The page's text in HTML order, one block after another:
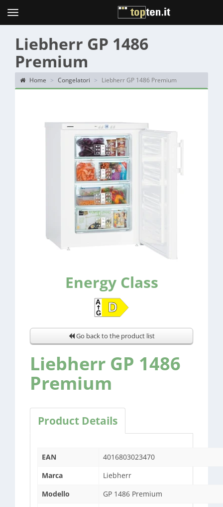
Topten
Menu
Liebherr GP 1486
Premium
Home Congelatori Liebherr GP 1486 Premium
Energy Class
Go back to the product list
Liebherr GP 1486
Premium
Product Details
EAN
4016803023470
Marca
Liebherr
Modello
GP 1486 Premium